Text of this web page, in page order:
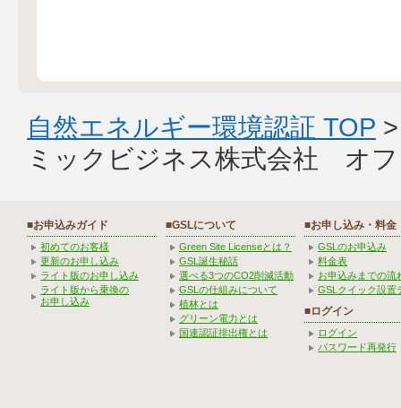
自然エネルギー環境認証 TOP
ミックビジネス株式会社 オ
■お申込みガイド
初めてのお客様
更新のお申し込み
ライト版のお申し込み
ライト版から乗換の
お申し込み
■GSLについて
Green Site Licenseとは？
GSL誕生秘話
選べる3つのCO2削減活動
GSLの仕組みについて
植林とは
グリーン電力とは
国連認証排出権とは
■お申し込み・料金
GSLのお申込み
料金表
お申込みまでの流
GSLクイック設置
■ログイン
ログイン
パスワード再発行